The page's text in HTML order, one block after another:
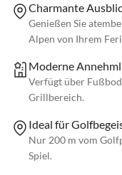
Charmante
Genießen Sie
Alpen von Ihrem
Moderne
Verfügt über
Grillbereich.
Ideal für
Nur 200 m vom
Spiel.